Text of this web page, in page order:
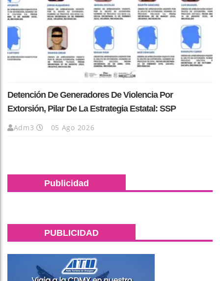
Detención De Generadores De Violencia Por
Extorsión, Pilar De La Estrategia Estatal: SSP
Adm3 05 Ago 2026
Publicidad
PUBLICIDAD